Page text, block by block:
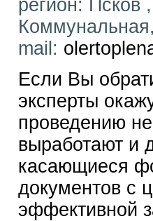
регион: Псков
mail:
Если Вы
эксперты
проведению
выработают и
касающиеся
документов с
эффективной